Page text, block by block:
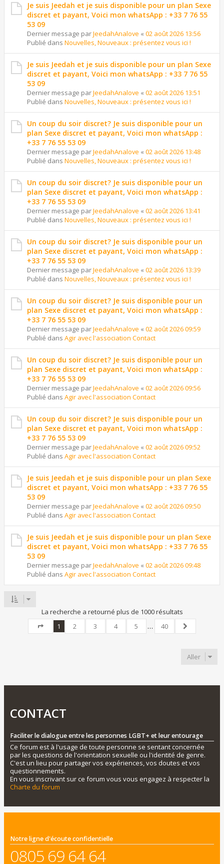
Je suis Jeedah et je suis disponible pour un plan Sexe
discret et payant, Voici mon whatsApp : +33 7 76 55
53 09
Dernier message parJeedahAnalove « 02 août 2026 13:56
Publié dans Nouvelles, Nouveaux : présentez vous ici !
Je suis Jeedah et je suis disponible pour un plan Sexe
discret et payant, Voici mon whatsApp : +33 7 76 55
53 09
Dernier message parJeedahAnalove « 02 août 2026 13:51
Publié dans Nouvelles, Nouveaux : présentez vous ici !
Un coup du soir discret? Je suis disponible pour un
plan Sexe discret et payant, Voici mon whatsApp :
+33 7 76 55 53 09
Dernier message parJeedahAnalove « 02 août 2026 13:48
Publié dans Nouvelles, Nouveaux : présentez vous ici !
Un coup du soir discret? Je suis disponible pour un
plan Sexe discret et payant, Voici mon whatsApp :
+33 7 76 55 53 09
Dernier message parJeedahAnalove « 02 août 2026 13:41
Publié dans Nouvelles, Nouveaux : présentez vous ici !
Un coup du soir discret? Je suis disponible pour un
plan Sexe discret et payant, Voici mon whatsApp :
+33 7 76 55 53 09
Dernier message parJeedahAnalove « 02 août 2026 13:39
Publié dans Nouvelles, Nouveaux : présentez vous ici !
Un coup du soir discret? Je suis disponible pour un
plan Sexe discret et payant, Voici mon whatsApp :
+33 7 76 55 53 09
Dernier message parJeedahAnalove « 02 août 2026 09:59
Publié dans Agir avec l'association Contact
Un coup du soir discret? Je suis disponible pour un
plan Sexe discret et payant, Voici mon whatsApp :
+33 7 76 55 53 09
Dernier message parJeedahAnalove « 02 août 2026 09:56
Publié dans Agir avec l'association Contact
Un coup du soir discret? Je suis disponible pour un
plan Sexe discret et payant, Voici mon whatsApp :
+33 7 76 55 53 09
Dernier message parJeedahAnalove « 02 août 2026 09:52
Publié dans Agir avec l'association Contact
Je suis Jeedah et je suis disponible pour un plan Sexe
discret et payant, Voici mon whatsApp : +33 7 76 55
53 09
Dernier message parJeedahAnalove « 02 août 2026 09:50
Publié dans Agir avec l'association Contact
Je suis Jeedah et je suis disponible pour un plan Sexe
discret et payant, Voici mon whatsApp : +33 7 76 55
53 09
Dernier message parJeedahAnalove « 02 août 2026 09:48
Publié dans Agir avec l'association Contact
La recherche a retourné plus de 1000 résultats
Page sur40
1 2 3 4 5 …
40
Suivant
Aller
CONTACT
Faciliter le dialogue entre les personnes LGBT+ et leur entourage
Ce forum est à l'usage de toute personne se sentant concernée
par les questions de l'orientation sexuelle ou l'identité de genre.
C'est un lieu pour partager vos expériences, vos doutes et vos
questionnements.
En vous inscrivant sur ce forum vous vous engagez à respecter la
Charte du forum
Notre ligne d'écoute confidentielle
0805 69 64 64